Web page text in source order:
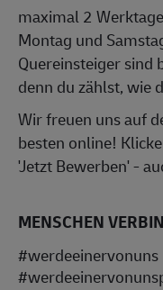
maximal 2
Montag und
Quereinsteiger sind
denn du zählst, wie
Wir freuen uns auf
besten online!
'Jetzt Bewerben' -
MENSCHEN
#werdeeinervonuns